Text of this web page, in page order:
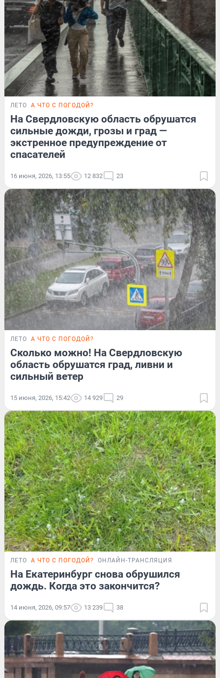
ЛЕТО А ЧТО С ПОГОДОЙ?
На Свердловскую область обрушатся
сильные дожди, грозы и град —
экстренное предупреждение от
спасателей
16 июня, 2026, 13:55 12 832 23
ЛЕТО А ЧТО С ПОГОДОЙ?
Сколько можно! На Свердловскую
область обрушатся град, ливни и
сильный ветер
15 июня, 2026, 15:42 14 929 29
ЛЕТО А ЧТО С ПОГОДОЙ? ОНЛАЙН-ТРАНСЛЯЦИЯ
На Екатеринбург снова обрушился
дождь. Когда это закончится?
14 июня, 2026, 09:57 13 239 38